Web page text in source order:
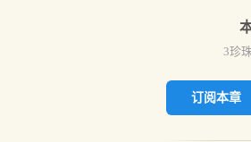
3珍
订阅本章